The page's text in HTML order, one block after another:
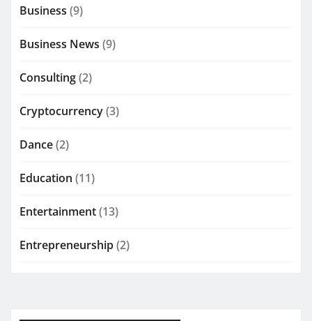
Business (9)
Business News (9)
Consulting(2)
Cryptocurrency(3)
Dance(2)
Education (11)
Entertainment(13)
Entrepreneurship(2)